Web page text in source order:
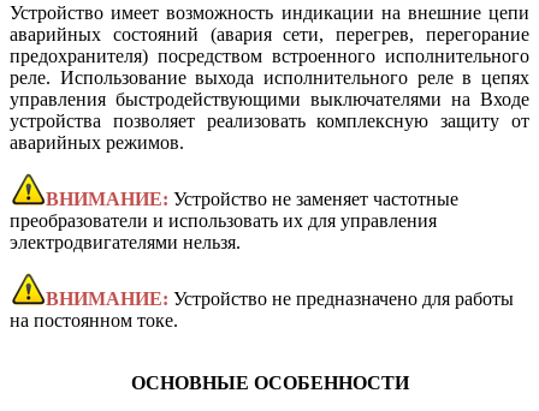
Устройство имеет возможность индикации на внешние цепи
аварийных состояний (авария сети, перегрев, перегорание
предохранителя) посредством встроенного исполнительного
реле. Использование выхода исполнительного реле в цепях
управления быстродействующими выключателями на Входе
устройства позволяет реализовать комплексную защиту от
аварийных режимов.
ВНИМАНИЕ: Устройство не заменяет частотные
преобразователи и использовать их для управления
электродвигателями нельзя.
ВНИМАНИЕ: Устройство не предназначено для работы
на постоянном токе.
ОСНОВНЫЕ ОСОБЕННОСТИ